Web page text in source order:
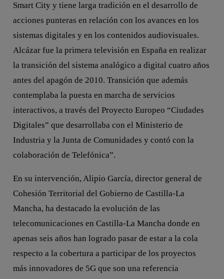
Smart City y tiene larga tradición en el desarrollo de
acciones punteras en relación con los avances en los
sistemas digitales y en los contenidos audiovisuales.
Alcázar fue la primera televisión en España en realizar
la transición del sistema analógico a digital cuatro años
antes del apagón de 2010. Transición que además
contemplaba la puesta en marcha de servicios
interactivos, a través del Proyecto Europeo “Ciudades
Digitales” que desarrollaba con el Ministerio de
Industria y la Junta de Comunidades y contó con la
colaboración de Telefónica”.
En su intervención, Alipio García, director general de
Cohesión Territorial del Gobierno de Castilla-La
Mancha, ha destacado la evolución de las
telecomunicaciones en Castilla-La Mancha donde en
apenas seis años han logrado pasar de estar a la cola
respecto a la cobertura a participar de los proyectos
más innovadores de 5G que son una referencia